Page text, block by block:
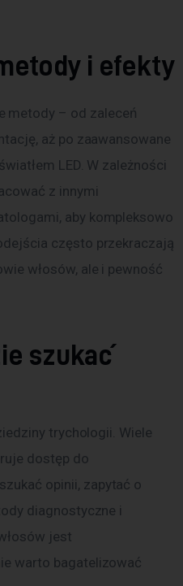
i efekty
metody – od zaleceń
aż po zaawansowane
LED. W zależności
z innymi
aby kompleksowo
często przekraczają
włosów, ale i pewność
szukać
trychologii. Wiele
dostęp do
opinii, zapytać o
diagnostyczne i
jest
warto bagatelizować